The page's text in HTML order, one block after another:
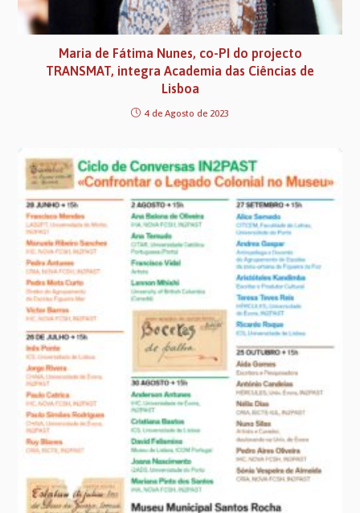
Maria de Fátima Nunes, co-PI do projecto
TRANSMAT, integra Academia das Ciências de
Lisboa
4 de Agosto de 2023